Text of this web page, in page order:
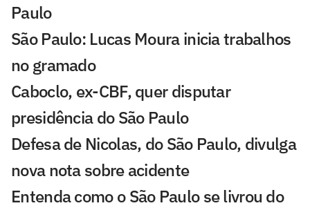
Paulo
São Paulo: Lucas Moura inicia trabalhos
no gramado
Caboclo, ex-CBF, quer disputar
presidência do São Paulo
Defesa de Nicolas, do São Paulo, divulga
nova nota sobre acidente
Entenda como o São Paulo se livrou do